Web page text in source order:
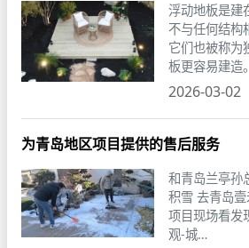
浮动地板是建
不与任何结构
它们也被称为
板更容易建造
2026-03-02
为青岛地区项目提供的售后服务
和青岛兰亭孙
积雪 去青岛
项目现场看发
观-城…